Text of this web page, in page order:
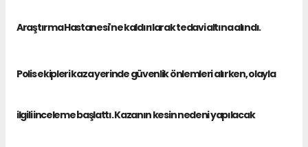
Araştırma Hastanesi'ne kaldırılarak tedavi altına alındı.
Polis ekipleri kaza yerinde güvenlik önlemleri alırken, olayla
ilgili inceleme başlattı. Kazanın kesin nedeni yapılacak